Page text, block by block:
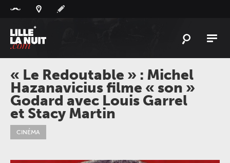
L'ACTU
L'AGENDA
LESLIEUX
LIVEREPORT
« Le Redoutable » : Michel
Hazanavicius filme « son »
Godard avec Louis Garrel
et Stacy Martin
CINÉMA
Panneau de gestion des cookies